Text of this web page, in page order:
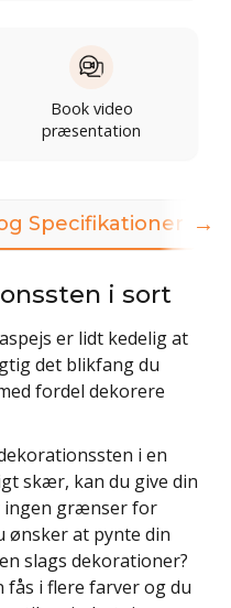
Book video
præsentation
Specifikationer
i sort
er lidt kedelig at
det blikfang du
fordel dekorere
i en
skær, kan du give din
ingen grænser for
ønsker at pynte din
slags dekorationer?
fås i flere farver og du
→